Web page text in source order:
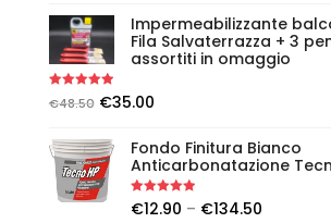
Impermeabilizzante
Fila Salvaterrazza + 3
assortiti in omaggio
Rated5.00
out of 5
€48.50 €35.00
Fondo Finitura Bianco
Anticarbonatazione
Rated 5.00
out of 5
€12.90 – €134.50